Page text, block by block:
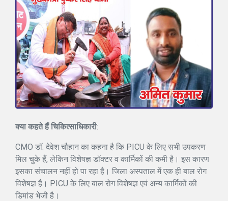
क्या कहते हैं चिकित्साधिकारी:
CMO डॉ. देवेश चौहान का कहना है कि PICU के लिए सभी उपकरण
मिल चुके हैं, लेकिन विशेषज्ञ डॉक्टर व कार्मिकों की कमी है। इस कारण
इसका संचालन नहीं हो पा रहा है। जिला अस्पताल में एक ही बाल रोग
विशेषज्ञ है। PICU के लिए बाल रोग विशेषज्ञ एवं अन्य कार्मिकों की
डिमांड भेजी है।